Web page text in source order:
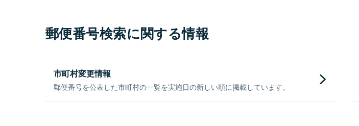
郵便番号検索に関する情報
市町村変更情報
郵便番号を公表した市町村の一覧を実施日の新しい順に掲載しています。